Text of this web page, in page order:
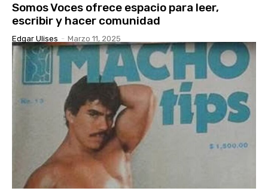
Somos Voces ofrece espacio para leer,
escribir y hacer comunidad
Edgar Ulises - Marzo 11, 2025